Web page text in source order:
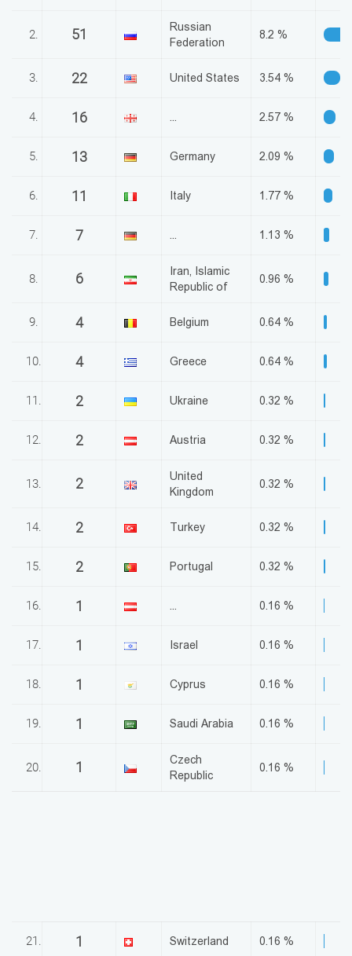
და
პასუხისმგებლობის
2. 51
Russian
Federation
8.2 %
3. 22 United States 3.54 %
4. 16 2.57 %
5. 13 Germany 2.09 %
6. 11 Italy 1.77 %
7. 7 1.13 %
8. 6
Iran, Islamic
Republic of
0.96 %
9. 4 Belgium 0.64 %
10. 4 Greece 0.64 %
11. 2 Ukraine 0.32 %
12. 2 Austria 0.32 %
13. 2
United
Kingdom
0.32 %
14. 2 Turkey 0.32 %
15. 2 Portugal 0.32 %
16. 1 0.16 %
17. 1 Israel 0.16 %
18. 1 Cyprus 0.16 %
19. 1 Saudi Arabia 0.16 %
20. 1
Czech
Republic
0.16 %
21. 1 Switzerland 0.16 %